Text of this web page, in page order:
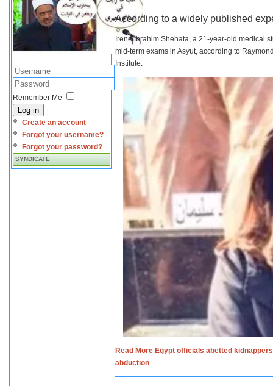
Remember Me
Log in
Create an account
Forgot your username?
Forgot your password?
SYNDICATE
According to a widely published
Irene Ibrahim Shehata, a 21-year-old medical
mid-term exams in Asyut, according to
Institute.
Read More Egypt officials abetted
abduction